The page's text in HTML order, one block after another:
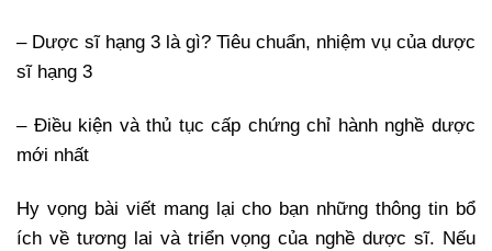
– Dược sĩ hạng 3 là gì? Tiêu chuẩn, nhiệm vụ của dược
sĩ hạng 3
– Điều kiện và thủ tục cấp chứng chỉ hành nghề dược
mới nhất
Hy vọng bài viết mang lại cho bạn những thông tin bổ
ích về tương lai và triển vọng của nghề dược sĩ. Nếu